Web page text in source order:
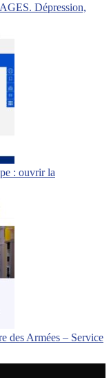
Dépression,
: ouvrir la
des Armées – Service